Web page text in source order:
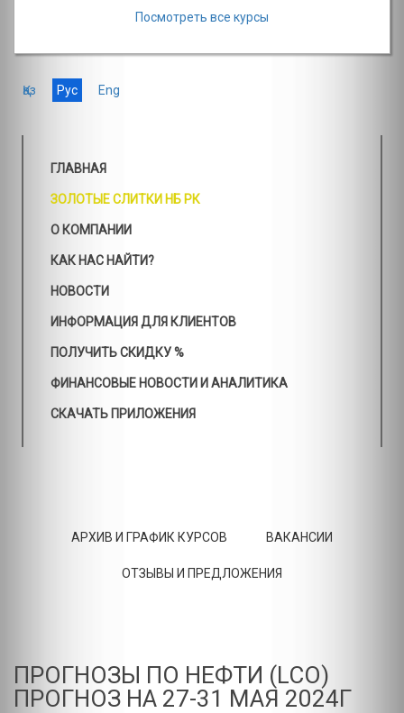
Посмотреть все курсы
Қаз Рус Eng
ГЛАВНАЯ
ЗОЛОТЫЕ СЛИТКИ НБ РК
О КОМПАНИИ
КАК НАС НАЙТИ?
НОВОСТИ
ИНФОРМАЦИЯ ДЛЯ КЛИЕНТОВ
ПОЛУЧИТЬ СКИДКУ %
ФИНАНСОВЫЕ НОВОСТИ И АНАЛИТИКА
СКАЧАТЬ ПРИЛОЖЕНИЯ
АРХИВ И ГРАФИК КУРСОВ ВАКАНСИИ
ОТЗЫВЫ И ПРЕДЛОЖЕНИЯ
ПРОГНОЗЫ ПО НЕФТИ (LCO)
ПРОГНОЗ НА 27-31 МАЯ 2024Г